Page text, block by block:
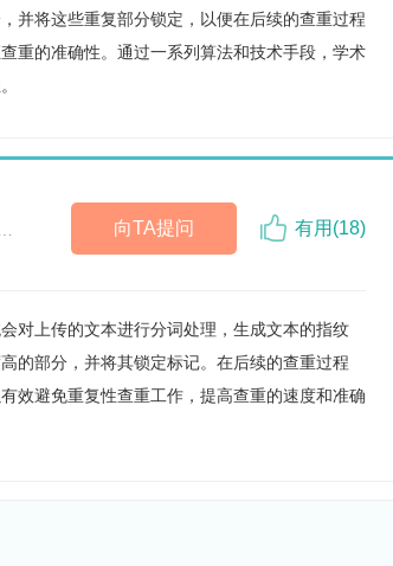
并将这些重复部分锁定，以便在后续的查重过程
重的准确性。通过一系列算法和技术手段，学术
有用(18)
向TA提问
对上传的文本进行分词处理，生成文本的指纹
的部分，并将其锁定标记。在后续的查重过程
效避免重复性查重工作，提高查重的速度和准确